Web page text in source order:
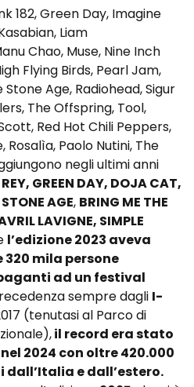
182, Green Day, Imagine
Liam
Chao, Muse, Nine Inch
Flying Birds, Pearl Jam,
Age, Radiohead, Sigur
The Offspring, Tool,
Red Hot Chili Peppers,
Paolo Nutini, The
negli ultimi anni
GREEN DAY, DOJA CAT,
AGE, BRING ME THE
LAVIGNE, SIMPLE
l’edizione 2023 aveva
mila persone
ad un festival
sempre dagli I-
(tenutasi al Parco di
il record era stato
2024 con oltre 420.000
e dall’estero.